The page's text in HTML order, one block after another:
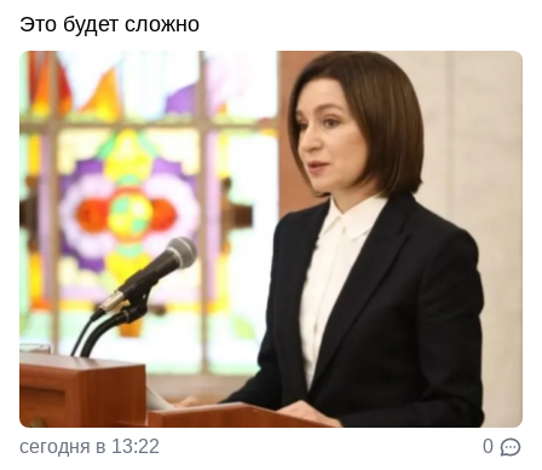
Это будет сложно
сегодня в 13:22 0